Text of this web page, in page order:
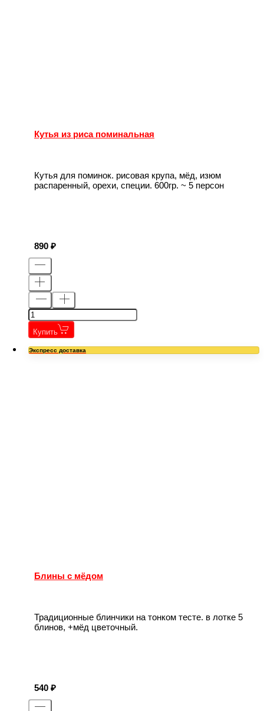
Кутья из риса поминальная
Кутья для поминок. рисовая крупа, мёд, изюм
распаренный, орехи, специи. 600гр. ~ 5 персон
890
Купить
Экспресс доставка
Блины с мёдом
Традиционные блинчики на тонком тесте. в лотке 5
блинов, +мёд цветочный.
540